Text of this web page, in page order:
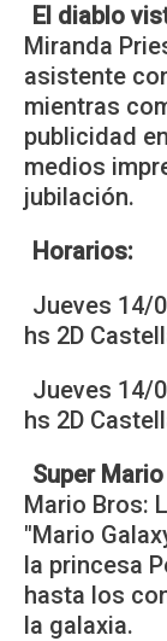
El diablo
Miranda
asistente
mientras
publicidad
medios
jubilación.
Horarios:
Jueves
hs 2D
Jueves
hs 2D
Super
Mario Bros:
"Mario
la princesa
hasta los
la galaxia.